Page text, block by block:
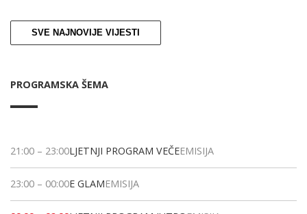
SVE NAJNOVIJE VIJESTI
PROGRAMSKA ŠEMA
21:00 – 23:00LJETNJI PROGRAM VEČEEMISIJA
23:00 – 00:00E GLAMEMISIJA